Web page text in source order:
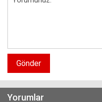
Gönder
Yorumlar